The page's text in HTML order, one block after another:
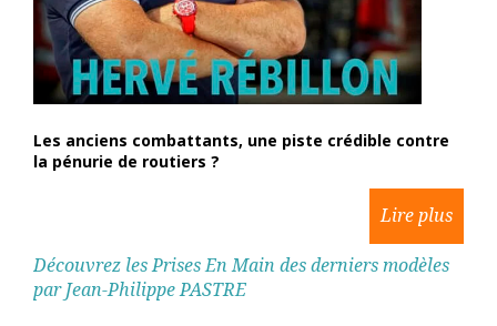
Les anciens combattants, une piste crédible contre
la pénurie de routiers ?
Découvrez les Prises En Main des derniers modèles
par Jean-Philippe PASTRE